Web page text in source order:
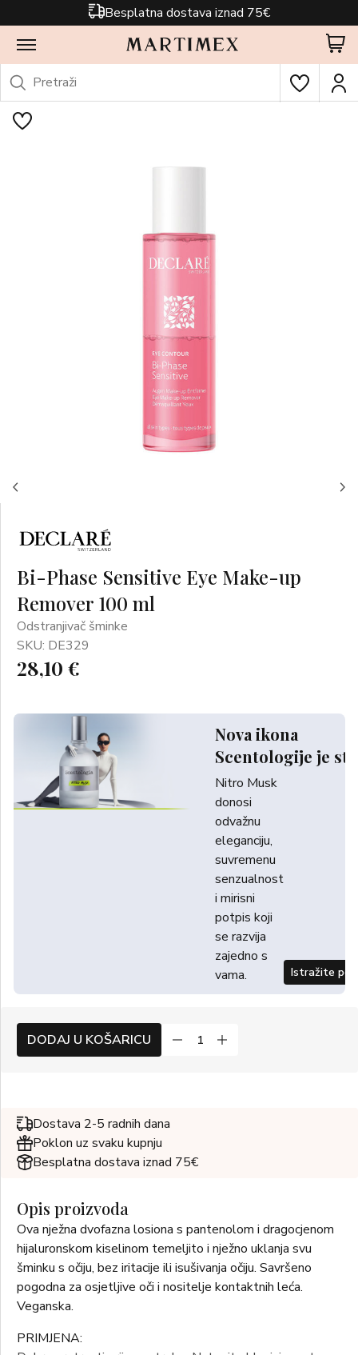
Besplatna dostava iznad 75€
Bi-Phase Sensitive Eye Make-up
Remover 100 ml
Odstranjivač šminke
SKU: DE329
28,10 €
Nova ikona
Scentologije je
Nitro Musk
donosi
odvažnu
eleganciju,
suvremenu
senzualnost
i mirisni
potpis koji
se razvija
zajedno s
vama.
Istražite
DODAJ U KOŠARICU
Dostava 2-5 radnih dana
Poklon uz svaku kupnju
Besplatna dostava iznad 75€
Opis proizvoda
Ova nježna dvofazna losiona s pantenolom i dragocjenom
hijaluronskom kiselinom temeljito i nježno uklanja svu
šminku s očiju, bez iritacije ili isušivanja očiju. Savršeno
pogodna za osjetljive oči i nositelje kontaktnih leća.
Veganska.
PRIMJENA: